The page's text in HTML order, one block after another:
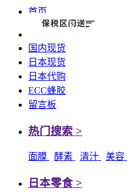
首页
国内现货
日本现货
日本代购
ECC蜂胶
留言板
热门搜索 >
面膜 酵素 清汁 美容
日本零食 >